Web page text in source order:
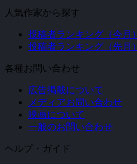
人気作家から探す
投稿者ランキング（今月）
投稿者ランキング（先月）
各種お問い合わせ
広告掲載について
メディアお問い合わせ
映画について
一般のお問い合わせ
ヘルプ・ガイド